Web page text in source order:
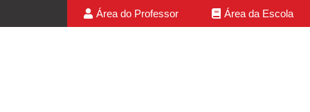
Área do Professor Área da Escola